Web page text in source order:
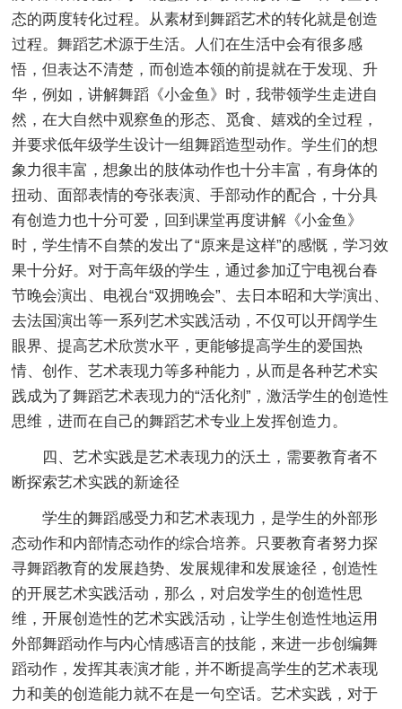
态的两度转化过程。从素材到舞蹈艺术的转化就是创造
过程。舞蹈艺术源于生活。人们在生活中会有很多感
悟，但表达不清楚，而创造本领的前提就在于发现、升
华，例如，讲解舞蹈《小金鱼》时，我带领学生走进自
然，在大自然中观察鱼的形态、觅食、嬉戏的全过程，
并要求低年级学生设计一组舞蹈造型动作。学生们的想
象力很丰富，想象出的肢体动作也十分丰富，有身体的
扭动、面部表情的夸张表演、手部动作的配合，十分具
有创造力也十分可爱，回到课堂再度讲解《小金鱼》
时，学生情不自禁的发出了“原来是这样”的感慨，学习效
果十分好。对于高年级的学生，通过参加辽宁电视台春
节晚会演出、电视台“双拥晚会”、去日本昭和大学演出、
去法国演出等一系列艺术实践活动，不仅可以开阔学生
眼界、提高艺术欣赏水平，更能够提高学生的爱国热
情、创作、艺术表现力等多种能力，从而是各种艺术实
践成为了舞蹈艺术表现力的“活化剂”，激活学生的创造性
思维，进而在自己的舞蹈艺术专业上发挥创造力。
四、艺术实践是艺术表现力的沃土，需要教育者不
断探索艺术实践的新途径
学生的舞蹈感受力和艺术表现力，是学生的外部形
态动作和内部情态动作的综合培养。只要教育者努力探
寻舞蹈教育的发展趋势、发展规律和发展途径，创造性
的开展艺术实践活动，那么，对启发学生的创造性思
维，开展创造性的艺术实践活动，让学生创造性地运用
外部舞蹈动作与内心情感语言的技能，来进一步创编舞
蹈动作，发挥其表演才能，并不断提高学生的艺术表现
力和美的创造能力就不在是一句空话。艺术实践，对于